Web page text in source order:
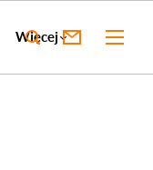
Więcej